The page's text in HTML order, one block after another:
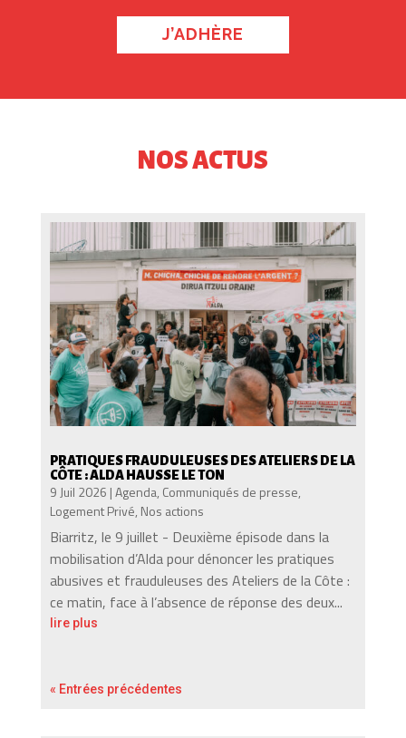
J’ADHÈRE
NOS ACTUS
PRATIQUES FRAUDULEUSES DES ATELIERS DE LA
CÔTE : ALDA HAUSSE LE TON
9 Juil 2026 |Agenda, Communiqués de presse,
Logement Privé, Nos actions
Biarritz, le 9 juillet - Deuxième épisode dans la
mobilisation d’Alda pour dénoncer les pratiques
abusives et frauduleuses des Ateliers de la Côte :
ce matin, face à l’absence de réponse des deux...
lire plus
« Entrées précédentes